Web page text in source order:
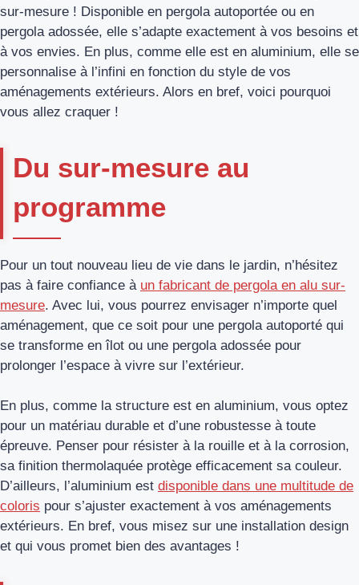
sur-mesure ! Disponible en pergola autoportée ou en
pergola adossée, elle s’adapte exactement à vos besoins et
à vos envies. En plus, comme elle est en aluminium, elle se
personnalise à l’infini en fonction du style de vos
aménagements extérieurs. Alors en bref, voici pourquoi
vous allez craquer !
Du sur-mesure au
programme
Pour un tout nouveau lieu de vie dans le jardin, n’hésitez
pas à faire confiance à un fabricant de pergola en alu sur-
mesure. Avec lui, vous pourrez envisager n’importe quel
aménagement, que ce soit pour une pergola autoporté qui
se transforme en îlot ou une pergola adossée pour
prolonger l’espace à vivre sur l’extérieur.
En plus, comme la structure est en aluminium, vous optez
pour un matériau durable et d’une robustesse à toute
épreuve. Penser pour résister à la rouille et à la corrosion,
sa finition thermolaquée protège efficacement sa couleur.
D’ailleurs, l’aluminium est disponible dans une multitude de
coloris pour s’ajuster exactement à vos aménagements
extérieurs. En bref, vous misez sur une installation design
et qui vous promet bien des avantages !